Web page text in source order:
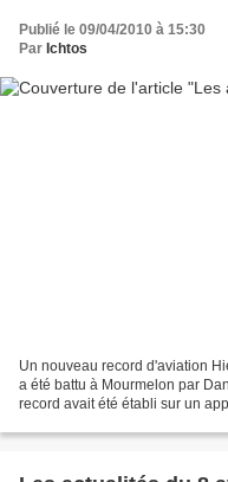
Publié le 09/04/2010 à 15:30
Par Ichtos
Un nouveau record d'aviation
a été battu à Mourmelon par
record avait été établi sur un